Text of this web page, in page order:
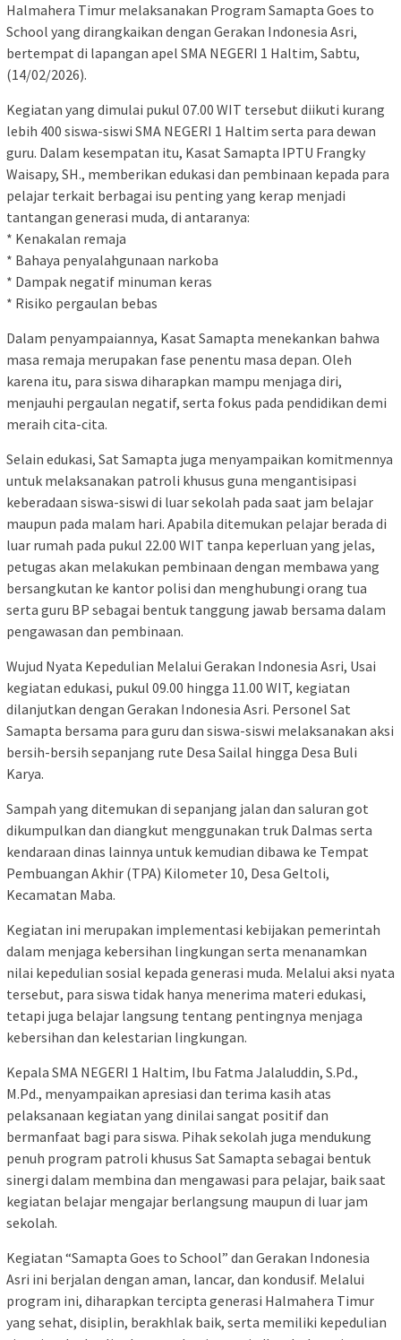
Halmahera Timur melaksanakan Program Samapta Goes to
School yang dirangkaikan dengan Gerakan Indonesia Asri,
bertempat di lapangan apel SMA NEGERI 1 Haltim, Sabtu,
(14/02/2026).
Kegiatan yang dimulai pukul 07.00 WIT tersebut diikuti kurang
lebih 400 siswa-siswi SMA NEGERI 1 Haltim serta para dewan
guru. Dalam kesempatan itu, Kasat Samapta IPTU Frangky
Waisapy, SH., memberikan edukasi dan pembinaan kepada para
pelajar terkait berbagai isu penting yang kerap menjadi
tantangan generasi muda, di antaranya:
* Kenakalan remaja
* Bahaya penyalahgunaan narkoba
* Dampak negatif minuman keras
* Risiko pergaulan bebas
Dalam penyampaiannya, Kasat Samapta menekankan bahwa
masa remaja merupakan fase penentu masa depan. Oleh
karena itu, para siswa diharapkan mampu menjaga diri,
menjauhi pergaulan negatif, serta fokus pada pendidikan demi
meraih cita-cita.
Selain edukasi, Sat Samapta juga menyampaikan komitmennya
untuk melaksanakan patroli khusus guna mengantisipasi
keberadaan siswa-siswi di luar sekolah pada saat jam belajar
maupun pada malam hari. Apabila ditemukan pelajar berada di
luar rumah pada pukul 22.00 WIT tanpa keperluan yang jelas,
petugas akan melakukan pembinaan dengan membawa yang
bersangkutan ke kantor polisi dan menghubungi orang tua
serta guru BP sebagai bentuk tanggung jawab bersama dalam
pengawasan dan pembinaan.
Wujud Nyata Kepedulian Melalui Gerakan Indonesia Asri, Usai
kegiatan edukasi, pukul 09.00 hingga 11.00 WIT, kegiatan
dilanjutkan dengan Gerakan Indonesia Asri. Personel Sat
Samapta bersama para guru dan siswa-siswi melaksanakan aksi
bersih-bersih sepanjang rute Desa Sailal hingga Desa Buli
Karya.
Sampah yang ditemukan di sepanjang jalan dan saluran got
dikumpulkan dan diangkut menggunakan truk Dalmas serta
kendaraan dinas lainnya untuk kemudian dibawa ke Tempat
Pembuangan Akhir (TPA) Kilometer 10, Desa Geltoli,
Kecamatan Maba.
Kegiatan ini merupakan implementasi kebijakan pemerintah
dalam menjaga kebersihan lingkungan serta menanamkan
nilai kepedulian sosial kepada generasi muda. Melalui aksi nyata
tersebut, para siswa tidak hanya menerima materi edukasi,
tetapi juga belajar langsung tentang pentingnya menjaga
kebersihan dan kelestarian lingkungan.
Kepala SMA NEGERI 1 Haltim, Ibu Fatma Jalaluddin, S.Pd.,
M.Pd., menyampaikan apresiasi dan terima kasih atas
pelaksanaan kegiatan yang dinilai sangat positif dan
bermanfaat bagi para siswa. Pihak sekolah juga mendukung
penuh program patroli khusus Sat Samapta sebagai bentuk
sinergi dalam membina dan mengawasi para pelajar, baik saat
kegiatan belajar mengajar berlangsung maupun di luar jam
sekolah.
Kegiatan “Samapta Goes to School” dan Gerakan Indonesia
Asri ini berjalan dengan aman, lancar, dan kondusif. Melalui
program ini, diharapkan tercipta generasi Halmahera Timur
yang sehat, disiplin, berakhlak baik, serta memiliki kepedulian